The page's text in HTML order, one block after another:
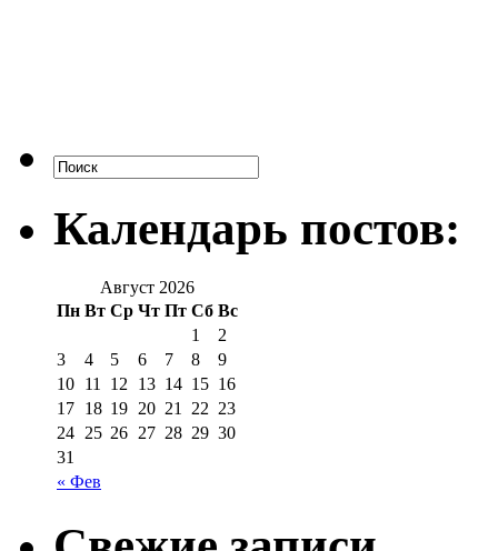
Календарь постов:
Август 2026
Пн Вт Ср Чт Пт Сб Вс
« Фев
1
2
3
4 5 6 7 8
9
10 11 12 13 14 15 16
17 18 19 20 21 22 23
24 25 26 27 28 29 30
31